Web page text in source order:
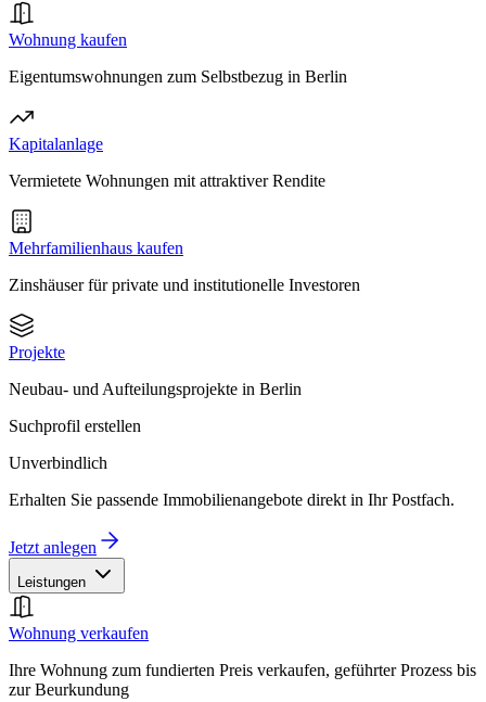
Wohnung kaufen
Eigentumswohnungen zum Selbstbezug in Berlin
Kapitalanlage
Vermietete Wohnungen mit attraktiver Rendite
Mehrfamilienhaus kaufen
Zinshäuser für private und institutionelle Investoren
Projekte
Neubau- und Aufteilungsprojekte in Berlin
Suchprofil erstellen
Unverbindlich
Erhalten Sie passende Immobilienangebote direkt in Ihr Postfach.
Jetzt anlegen
Leistungen
Wohnung verkaufen
Ihre Wohnung zum fundierten Preis verkaufen, geführter Prozess bis
zur Beurkundung